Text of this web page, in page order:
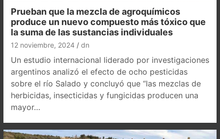
Prueban que la mezcla de agroquímicos
produce un nuevo compuesto más tóxico que
la suma de las sustancias individuales
12 noviembre, 2024 dn
Un estudio internacional liderado por investigaciones
argentinos analizó el efecto de ocho pesticidas
sobre el río Salado y concluyó que “las mezclas de
herbicidas, insecticidas y fungicidas producen una
mayor…